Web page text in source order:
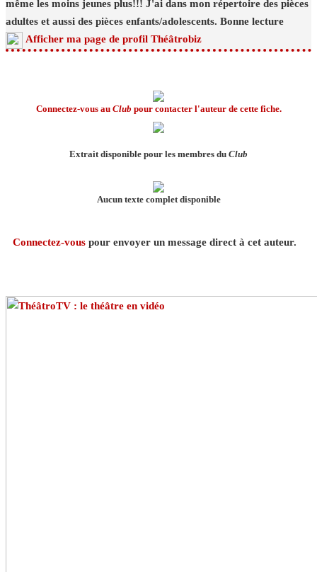
même les moins jeunes plus!!! J'ai dans mon répertoire des pièces
adultes et aussi des pièces enfants/adolescents. Bonne lecture
Afficher ma page de profil Théâtrobiz
Connectez-vous au Club pour contacter l'auteur de cette fiche.
Extrait disponible pour les membres du Club
Aucun texte complet disponible
Connectez-vous pour envoyer un message direct à cet auteur.